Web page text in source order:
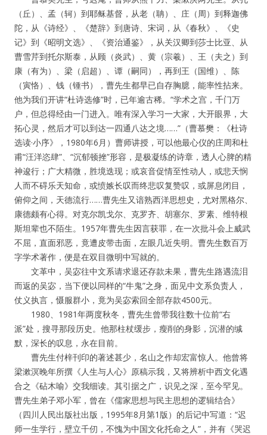
（丘）、孟（轲）到耶稣基督，从老（聃）、庄（周）到释迦佛
陀，从《诗经》、《楚辞》到唐诗、宋词，从《春秋》、《史
记》到《昭明文选》、《资治通鉴》，从关汉卿到莎士比亚、从
曹雪芹到托尔斯泰，从顾（炎武）、黄（宗羲）、王（夫之）到
康（有为）、梁（启超）、谭（嗣同），再到王（国维）、陈
（寅恪）、钱（锺书），曹先生都早已自存胸臆，能率性拈来。
他为我们开讲“杜诗选修”时，已年逾古稀。“学术之宫，千门万
户，但总得经由一门进入。唯有深入学习一大家，大开眼界，大
拓心灵，然后才可以到达一四通八达之境……”（曹慕樊：《杜诗
选读·小序》，1980年6月）曹师讲授，可以他最心仪的庄周和杜
甫“汪洋恣肆”、“沉郁顿挫”形容，是极凝练的诗章，透人心脾的精
神逡行；广大精微，胜境迭现；或哀音促情至性动人，或悲天悯
人而不碍乐天知命，或愤嫉长叹而终悲叹复赞叹，或屏息闭目，
俯仰之间，天德流行……曹先生又谙熟西洋思想史，尤对黑格尔、
康德颇有心得。对克尔凯戈尔、克罗齐、胡塞尔、罗素、维特根
斯坦辈也不陌生。1957年曹先生因言获罪，在一次批斗会上威武
不屈，直面邪恶，竟遭皮带击面，左眼几近失明。曹先生数百万
字学术著作，便是在双目微明中写就的。
文革中，吴宓往中文系请求退还存款未果，曹先生路遇流泪
而返的吴宓，当下便以同样的“牛鬼”之身，面见中文系负责人，
仗义执言，慑服群小，竟为吴宓索回全部存款4500元。
1980、1981年两度秋冬，曹先生曾带我往数十位前“右
派”处，搜寻那段历史。他那柱杖缓步，瘦削的身影，沉潜的缄
默，深长的叹息，永在目前。
曹先生付梓刊印的著述甚少，名山之作却宏富惊人。他曾将
梁漱溟晚年所撰《人生与人心》原稿示我，又将辨析中西文化遇
合之《砧木喻》交我细读。其引据之广，识见之深，至今罕见。
曹先生弟子邓小军，曾在《儒家思想与民主思想的逻辑结合》
（四川人民出版社出版，1995年8月第1版）的后记中写道：“迟
师一生学行，壁立千仞，不愧为中国文化托命之人”，并有《哭迟